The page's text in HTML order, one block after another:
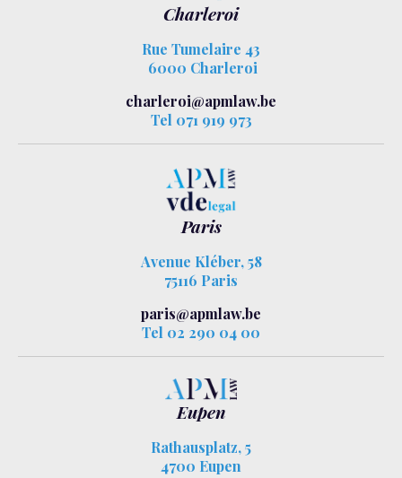
Charleroi
Rue Tumelaire 43
6000 Charleroi
charleroi@apmlaw.be
Tel 071 919 973
Paris
Avenue Kléber, 58
75116 Paris
paris@apmlaw.be
Tel 02 290 04 00
Eupen
Rathausplatz, 5
4700 Eupen